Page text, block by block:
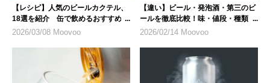
【レシピ】人気のビールカクテル、
18選を紹介 缶で飲めるおすすめ商
品も
2026/03/08 Moovoo
【違い】ビール・発泡酒・第三のビ
ールを徹底比較！味・値段・種類に
ついて
2026/02/14 Moovoo